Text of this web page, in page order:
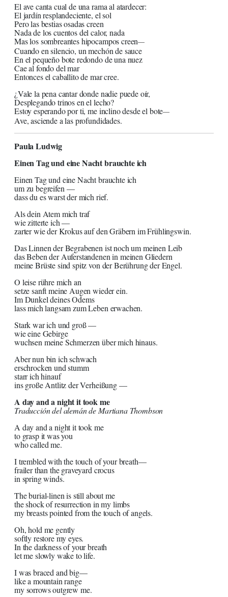
El ave canta cual de una rama al atardecer:
El jardín resplandeciente, el sol
Pero las bestias osadas creen
Nada de los cuentos del calor, nada
Mas los sombreantes hipocampos creen—
Cuando en silencio, un mechón de sauce
En el pequeño bote redondo de una nuez
Cae al fondo del mar
Entonces el caballito de mar cree.
¿Vale la pena cantar donde nadie puede oír,
Desplegando trinos en el lecho?
Estoy esperando por ti, me inclino desde el bote—
Ave, asciende a las profundidades.
Paula Ludwig
Einen Tag und eine Nacht brauchte ich
Einen Tag und eine Nacht brauchte ich
um zu begreifen —
dass du es warst der mich rief.
Als dein Atem mich traf
wie zitterte ich —
zarter wie der Krokus auf den Gräbern im Frühlingswin.
Das Linnen der Begrabenen ist noch um meinen Leib
das Beben der Auferstandenen in meinen Gliedern
meine Brüste sind spitz von der Berührung der Engel.
O leise rühre mich an
setze sanft meine Augen wieder ein.
Im Dunkel deines Odems
lass mich langsam zum Leben erwachen.
Stark war ich und groß —
wie eine Gebirge
wuchsen meine Schmerzen über mich hinaus.
Aber nun bin ich schwach
erschrocken und stumm
starr ich hinauf
ins große Antlitz der Verheißung —
A day and a night it took me
Traducción del alemán de Martiana Thombson
A day and a night it took me
to grasp it was you
who called me.
I trembled with the touch of your breath—
frailer than the graveyard crocus
in spring winds.
The burial-linen is still about me
the shock of resurrection in my limbs
my breasts pointed from the touch of angels.
Oh, hold me gently
softly restore my eyes.
In the darkness of your breath
let me slowly wake to life.
I was braced and big—
like a mountain range
my sorrows outgrew me.